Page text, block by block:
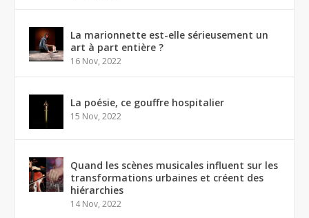
La marionnette est-elle sérieusement un
art à part entière ?
16 Nov, 2022
La poésie, ce gouffre hospitalier
15 Nov, 2022
Quand les scènes musicales influent sur les
transformations urbaines et créent des
hiérarchies
14 Nov, 2022